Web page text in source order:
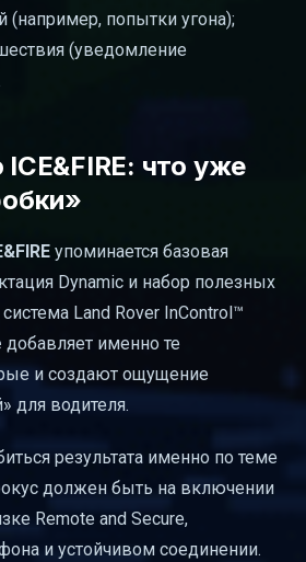
(например, попытки угона);
(уведомление
что уже
упоминается базовая
Dynamic и набор полезных
Land Rover InControl™
добавляет именно те
и создают ощущение
для водителя.
результата именно по теме
должен быть на включении
Remote and Secure,
и устойчивом соединении.